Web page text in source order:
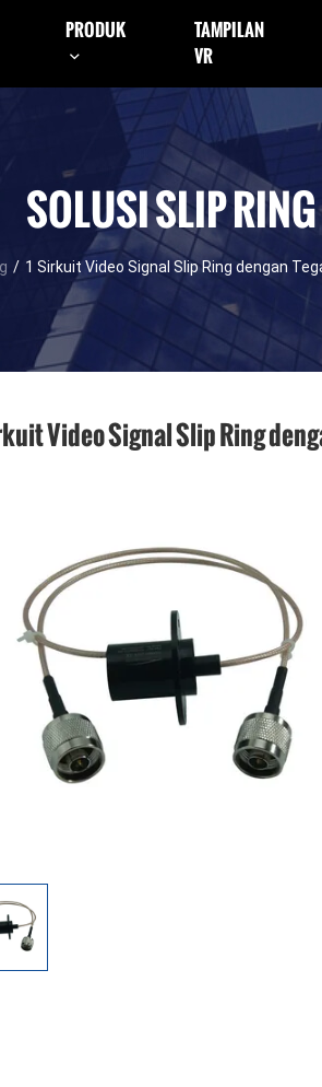
PRODUK
TAMPILAN
VR
SOLUSI SLIP
/ 1 Sirkuit Video Signal Slip Ring dengan
Video Signal Slip Ring